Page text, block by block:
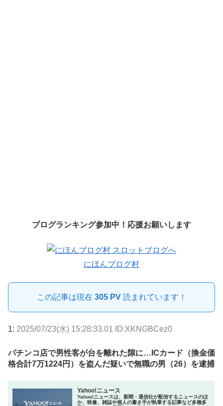
ブログランキング参加中！応援お願いします
にほんブログ村
この記事は現在 305 PV読まれています！
1: 2025/07/23(水) 15:28:33.01 ID:XKNGBCez0
パチンコ店で男性客が台を離れた隙に…ICカード（換金価
格合計7万1224円）を盗んだ疑いで無職の男（26）を逮捕
Yahoo!ニュース
Yahoo!ニュースは、新聞・通信社が配信するニュースのほ
か、映像、雑誌や個人の書き手が執筆する記事など多種多